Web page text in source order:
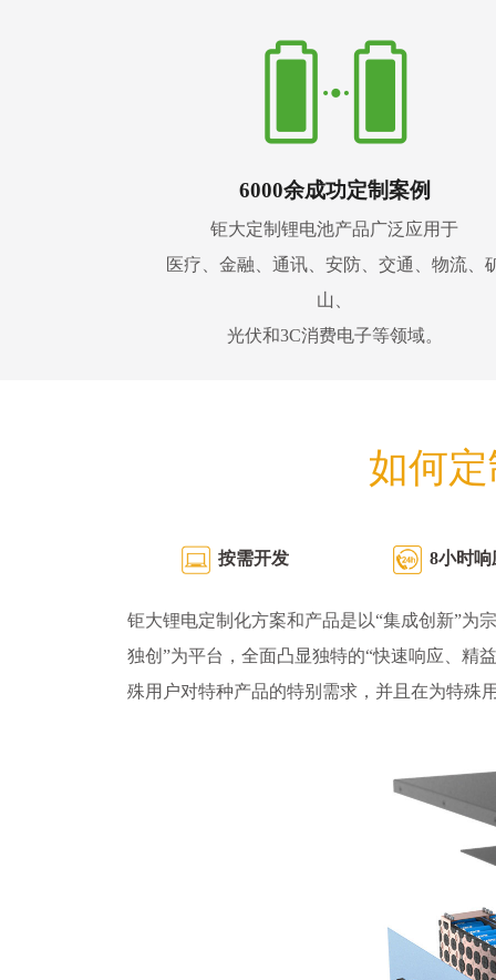
6000余成功定制案例
钜大定制锂电池产品广泛应用于
医疗、金融、通讯、安防、交通、物流、
山、
光伏和3C消费电子等领域。
如何
按需开发 8小时响
钜大锂电定制化方案和产品是以“集成创新”为
独创”为平台，全面凸显独特的“快速响应、精
殊用户对特种产品的特别需求，并且在为特殊